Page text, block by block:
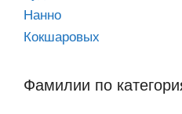
Нанно
Кокшаровых
Фамилии по